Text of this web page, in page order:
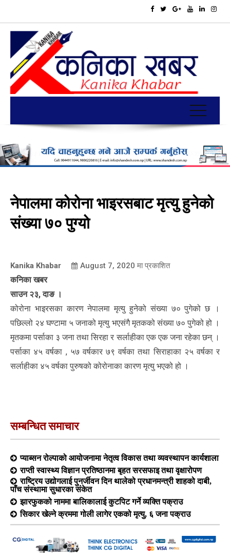
नेपालमा कोरोना भाइरसबाट मृत्यु हुनेको
संख्या ७० पुग्यो
Kanika Khabar August 7, 2020 मा प्रकाशित
कनिका खबर
साउन २३, दाङ ।
कोरोना भाइरसका कारण नेपालमा मृत्यु हुनेको संख्या ७० पुगेको छ ।
पछिल्लो २४ घण्टामा ५ जनाको मृत्यु भएसंगै मृतकको संख्या ७० पुगेको हो ।
मृतकमा पर्साका ३ जना तथा सिरहा र सर्लाहीका एक एक जना रहेका छन् ।
पर्साका ४५ वर्षका , ५७ वर्षकार ७९ वर्षका तथा सिराहाका २५ वर्षका र
सर्लाहीका ४५ वर्षका पुरुषको कोरोनाका कारण मृत्यु भएको हो ।
सम्बन्धित समाचार
प्याब्सन रोल्पाको आयोजनामा नेतृत्व विकास तथा व्यवस्थापन कार्यशाला
राप्ती स्वास्थ्य विज्ञान प्रतिष्ठानमा बृहत सरसफाइ तथा वृक्षारोपण
राष्ट्रिय उद्योगलाई पुनर्जीवन दिन थालेको प्रधानमन्त्री शाहको दाबी,
पाँच संस्थामा सुधारका संकेत
झारफुकको नाममा बालिकालाई कुटपिट गर्ने व्यक्ति पक्राउ
सिकार खेल्ने क्रममा गोली लागेर एकको मृत्यु, ६ जना पक्राउ